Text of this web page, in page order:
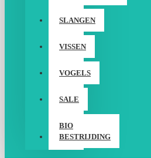
SLANGEN
VISSEN
VOGELS
SALE
BIO
BESTRIJDING